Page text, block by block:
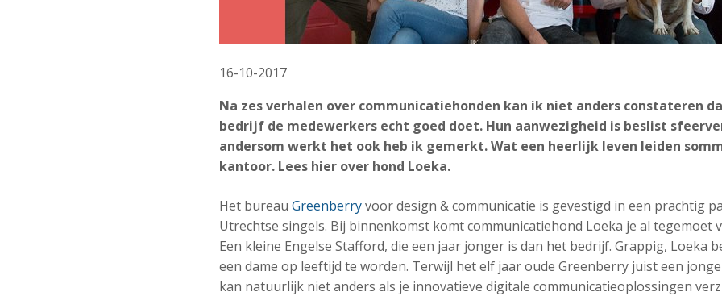
16-10-2017
Na zes verhalen over communicatiehonden kan ik niet anders constateren
bedrijf de medewerkers echt goed doet. Hun aanwezigheid is beslist
andersom werkt het ook heb ik gemerkt. Wat een heerlijk leven leiden
kantoor. Lees hier over hond Loeka.
Het bureau Greenberryvoor design & communicatie is gevestigd in een prachtig
Utrechtse singels. Bij binnenkomst komt communicatiehond Loeka je al tegemoet
Een kleine Engelse Stafford, die een jaar jonger is dan het bedrijf. Grappig, Loeka
een dame op leeftijd te worden. Terwijl het elf jaar oude Greenberry juist een
kan natuurlijk niet anders als je innovatieve digitale communicatieoplossingen